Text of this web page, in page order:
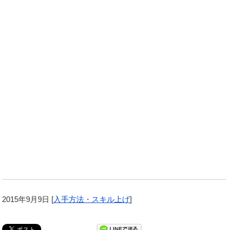
2015年9月9日 [入手方法・スキル上げ]